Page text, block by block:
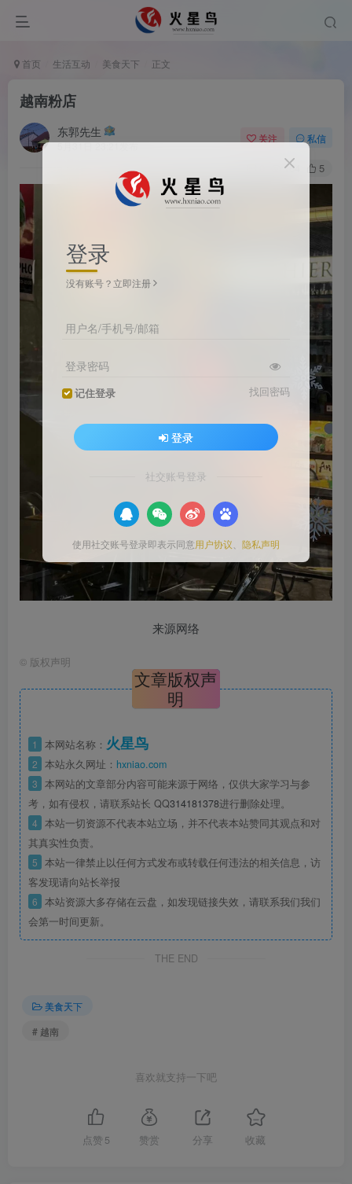
首页 生活互动 美食天下 正文
越南粉店
东郭先生
5月31日 23:21发布
关注 私信
164 5
来源网络
© 版权声明
文章版权声
明
1 本网站名称： 火星鸟
2 本站永久网址： hxniao.com
3 本网站的文章部分内容可能来源于网络，仅供大家学习与参
考，如有侵权，请联系站长 QQ314181378进行删除处理。
4 本站一切资源不代表本站立场，并不代表本站赞同其观点和对
其真实性负责。
5 本站一律禁止以任何方式发布或转载任何违法的相关信息，访
客发现请向站长举报
6 本站资源大多存储在云盘，如发现链接失效，请联系我们我们
会第一时间更新。
THE END
美食天下
# 越南
喜欢就支持一下吧
点赞 5 赞赏 分享 收藏
登录
没有账号？立即注册
用户名/手机号/邮箱
登录密码
记住登录 找回密码
登录
社交账号登录
使用社交账号登录即表示同意用户协议 隐私声明